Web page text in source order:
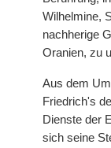
Wilhelmine,
nachherige
Oranien, zu
Aus dem
Friedrich's
Dienste der
sich seine